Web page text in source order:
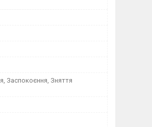
Заспокоєння, Зняття